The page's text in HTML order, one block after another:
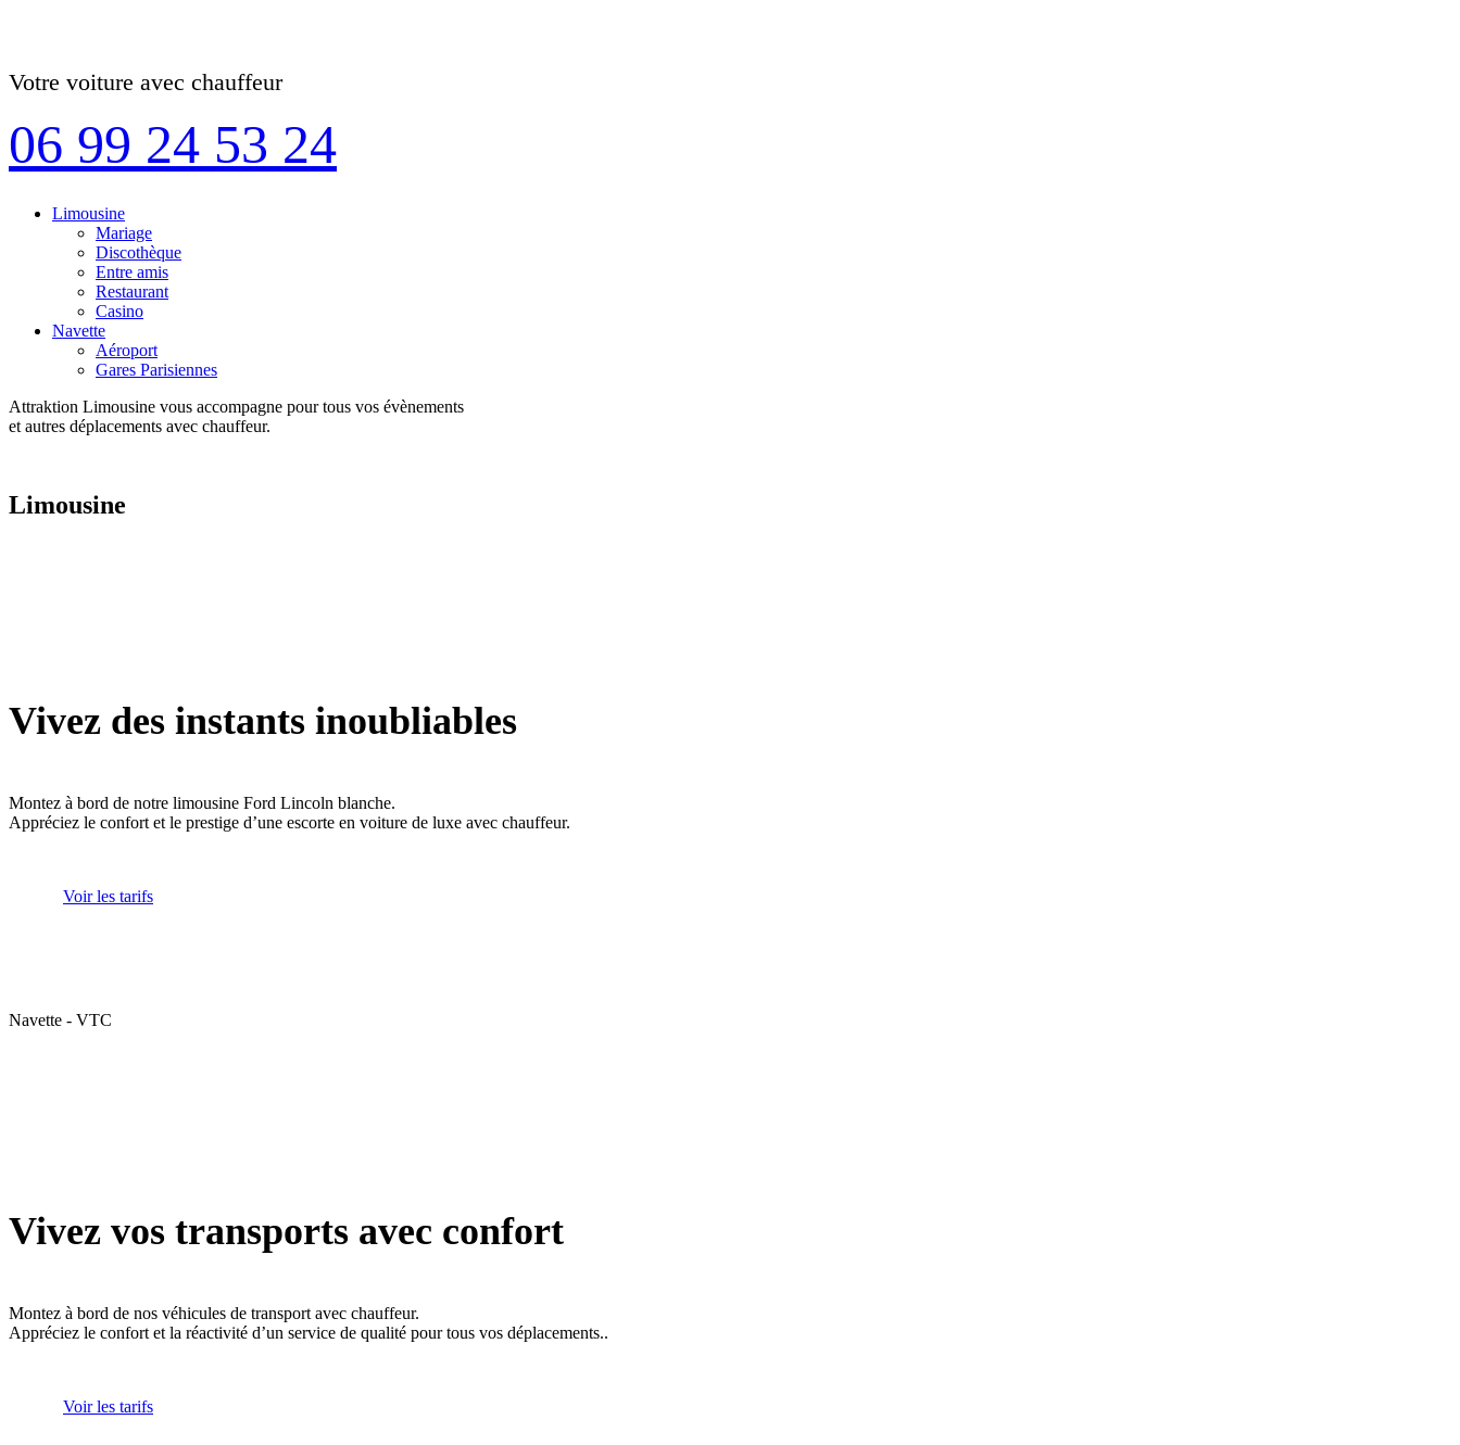
Votre voiture avec chauffeur
06 99 24 53 24
Limousine
Mariage
Discothèque
Entre amis
Restaurant
Casino
Navette
Aéroport
Gares Parisiennes
Attraktion Limousine vous accompagne pour tous vos évènements
et autres déplacements avec chauffeur.
Limousine
Vivez des instants inoubliables
Montez à bord de notre limousine Ford Lincoln blanche.
Appréciez le confort et le prestige d’une escorte en voiture de luxe avec chauffeur.
Voir les tarifs
Navette - VTC
Vivez vos transports avec confort
Montez à bord de nos véhicules de transport avec chauffeur.
Appréciez le confort et la réactivité d’un service de qualité pour tous vos déplacements..
Voir les tarifs